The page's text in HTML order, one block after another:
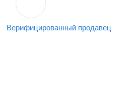
Верифицированный продавец